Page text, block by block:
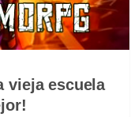
vieja escuela